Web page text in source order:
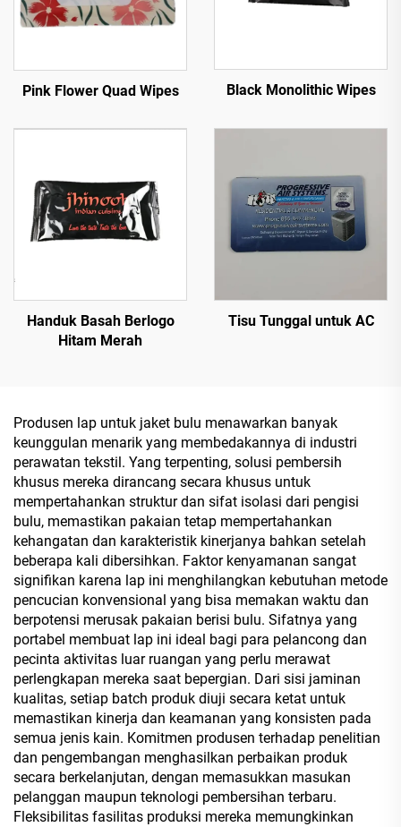
Pink Flower Quad Wipes Black Monolithic Wipes
Handuk Basah Berlogo
Hitam Merah
Tisu Tunggal untuk AC
Produsen lap untuk jaket bulu menawarkan banyak
keunggulan menarik yang membedakannya di industri
perawatan tekstil. Yang terpenting, solusi pembersih
khusus mereka dirancang secara khusus untuk
mempertahankan struktur dan sifat isolasi dari pengisi
bulu, memastikan pakaian tetap mempertahankan
kehangatan dan karakteristik kinerjanya bahkan setelah
beberapa kali dibersihkan. Faktor kenyamanan sangat
signifikan karena lap ini menghilangkan kebutuhan metode
pencucian konvensional yang bisa memakan waktu dan
berpotensi merusak pakaian berisi bulu. Sifatnya yang
portabel membuat lap ini ideal bagi para pelancong dan
pecinta aktivitas luar ruangan yang perlu merawat
perlengkapan mereka saat bepergian. Dari sisi jaminan
kualitas, setiap batch produk diuji secara ketat untuk
memastikan kinerja dan keamanan yang konsisten pada
semua jenis kain. Komitmen produsen terhadap penelitian
dan pengembangan menghasilkan perbaikan produk
secara berkelanjutan, dengan memasukkan masukan
pelanggan maupun teknologi pembersihan terbaru.
Fleksibilitas fasilitas produksi mereka memungkinkan